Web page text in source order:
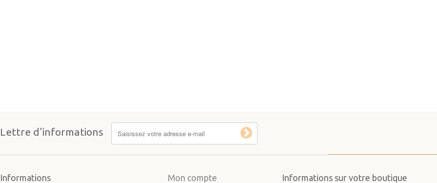
Lettre d'informations
Informations Mon compte Informations sur votre boutique